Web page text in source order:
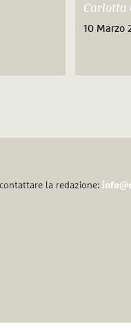
Carlotta
10 Marzo
la redazione: